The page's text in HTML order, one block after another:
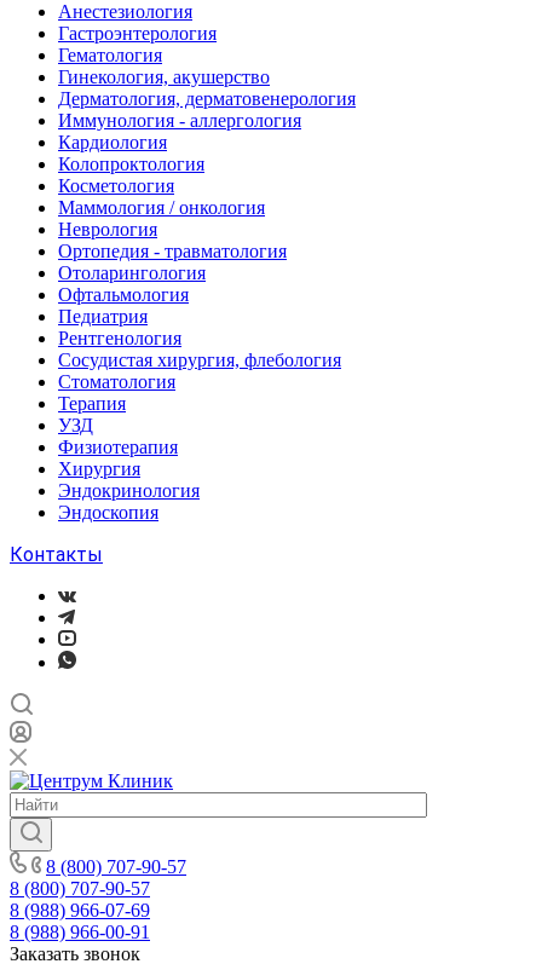
Анестезиология
Гастроэнтерология
Гематология
Гинекология, акушерство
Дерматология, дерматовенерология
Иммунология - аллергология
Кардиология
Колопроктология
Косметология
Маммология / онкология
Неврология
Ортопедия - травматология
Отоларингология
Офтальмология
Педиатрия
Рентгенология
Сосудистая хирургия, флебология
Стоматология
Терапия
УЗД
Физиотерапия
Хирургия
Эндокринология
Эндоскопия
Контакты
8 (800) 707-90-57
8 (800) 707-90-57
8 (988) 966-07-69
8 (988) 966-00-91
Заказать звонок